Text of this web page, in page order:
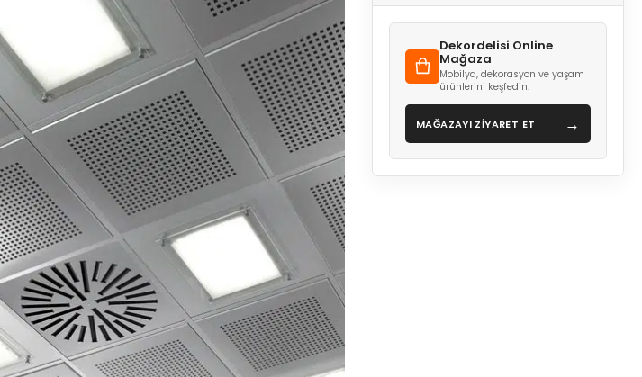
Dekordelisi Online
Mağaza
Mobilya, dekorasyon ve yaşam
ürünlerini keşfedin.
MAĞAZAYI ZİYARET ET →